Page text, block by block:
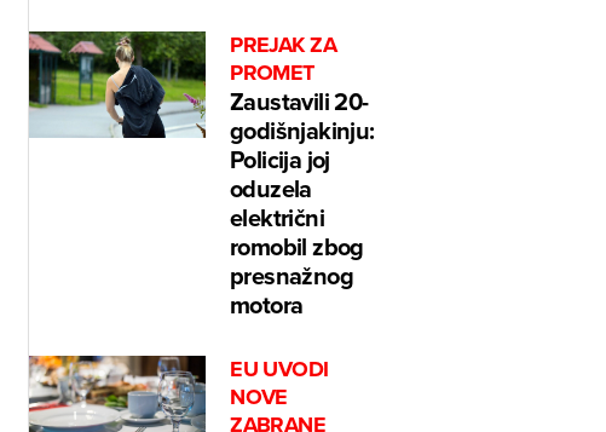
PREJAK ZA
PROMET
Zaustavili 20-
godišnjakinju:
Policija joj
oduzela
električni
romobil zbog
presnažnog
motora
EU UVODI
NOVE
ZABRANE